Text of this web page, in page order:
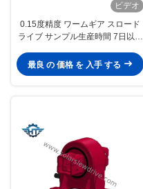
ビデオ
0.15度精度 ワームギア スロード
ライブ サンプル生産時間 7日以内
最良 の 価格 を 入手 する